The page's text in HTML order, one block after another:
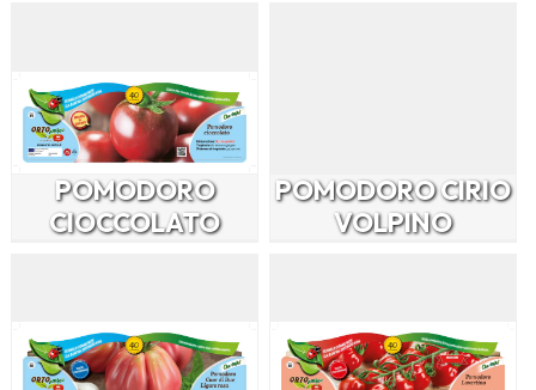
POMODORO
CIOCCOLATO
POMODORO CIRIO
VOLPINO